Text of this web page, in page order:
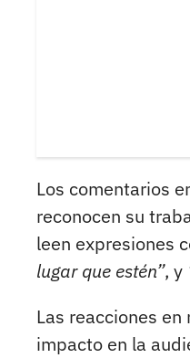
Los comentarios
reconocen su
leen expresiones
lugar que estén”, y
Las reacciones
impacto en la